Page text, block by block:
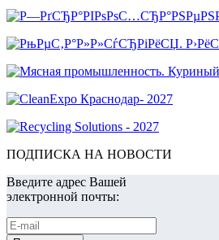
ПОДПИСКА НА НОВОСТИ
Введите адрес Вашей
электронной почты: